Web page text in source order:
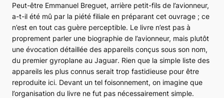
Peut-être Emmanuel Breguet, arrière petit-fils de l’avionneur,
a-t-il été mû par la piété filiale en préparant cet ouvrage ; ce
n’est en tout cas guère perceptible. Le livre n’est pas à
proprement parler une biographie de l’avionneur, mais plutôt
une évocation détaillée des appareils conçus sous son nom,
du premier gyroplane au Jaguar. Rien que la simple liste des
appareils les plus connus serait trop fastidieuse pour être
reproduite ici. Devant un tel foisonnement, on imagine que
l’organisation du livre ne fut pas nécessairement simple.